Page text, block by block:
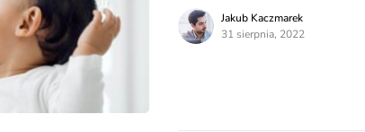
Jakub Kaczmarek
31 sierpnia, 2022